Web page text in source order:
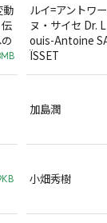
動
ルイ=アントワー
ヌ・サイセ Dr. L
ouis-Antoine
ÏSSET
加島潤
小畑秀樹